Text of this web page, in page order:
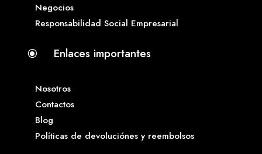
Negocios
Responsabilidad Social Empresarial
\ Enlaces importantes
Nosotros
Contactos
Blog
Políticas de devoluciónes y reembolsos